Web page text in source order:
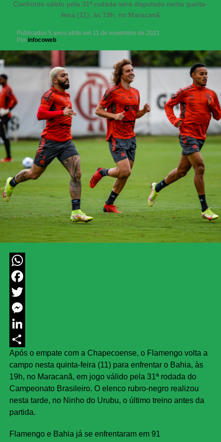
Confronto válido pela 31ª rodada será disputado nesta quinta-
feira (11), às 19h, no Maracanã
Publicados 5 anos atrás em 11 de novembro de 2021
Por infocoweb
WhatsApp
Facebook
Twitter
Messenger
LinkedIn
Share
Após o empate com a Chapecoense, o Flamengo volta a
campo nesta quinta-feira (11) para enfrentar o Bahia, às
19h, no Maracanã, em jogo válido pela 31ª rodada do
Campeonato Brasileiro. O elenco rubro-negro realizou
nesta tarde, no Ninho do Urubu, o último treino antes da
partida.
Flamengo e Bahia já se enfrentaram em 91